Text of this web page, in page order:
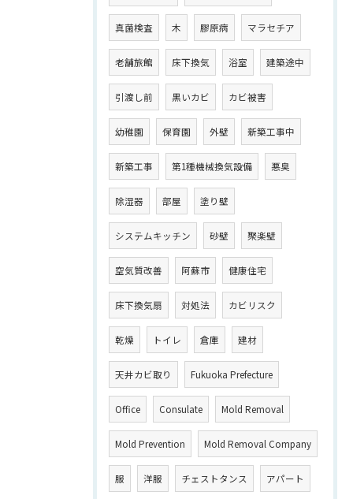
真菌検査 木 膠原病 マラセチア
老舗旅館 床下換気 浴室 建築途中
引渡し前 黒いカビ カビ被害
幼稚園 保育園 外壁 新築工事中
新築工事 第1種機械換気設備 悪臭
除湿器 部屋 塗り壁
システムキッチン 砂壁 聚楽壁
空気質改善 阿蘇市 健康住宅
床下換気扇 対処法 カビリスク
乾燥 トイレ 倉庫 建材
天井カビ取り Fukuoka Prefecture
Office Consulate Mold Removal
Mold Prevention Mold Removal Company
服 洋服 チェストタンス アパート